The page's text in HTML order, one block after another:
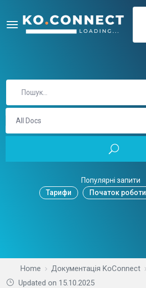
All Docs
Популярні запити
Тарифи
Початок роботи
Home Документація KoConnect
Updated on 15.10.2025